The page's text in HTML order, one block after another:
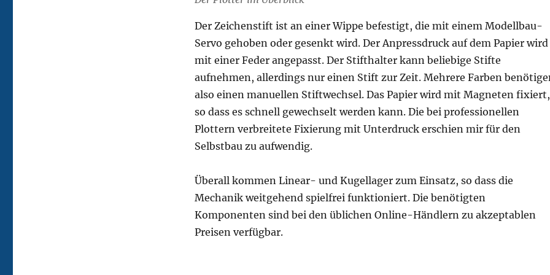
Der Zeichenstift ist an einer Wippe befestigt, die mit einem Modellbau-
Servo gehoben oder gesenkt wird. Der Anpressdruck auf dem Papier wird
mit einer Feder angepasst. Der Stifthalter kann beliebige Stifte
aufnehmen, allerdings nur einen Stift zur Zeit. Mehrere Farben
also einen manuellen Stiftwechsel. Das Papier wird mit Magneten fixiert,
so dass es schnell gewechselt werden kann. Die bei professionellen
Plottern verbreitete Fixierung mit Unterdruck erschien mir für den
Selbstbau zu aufwendig.
Überall kommen Linear- und Kugellager zum Einsatz, so dass die
Mechanik weitgehend spielfrei funktioniert. Die benötigten
Komponenten sind bei den üblichen Online-Händlern zu akzeptablen
Preisen verfügbar.